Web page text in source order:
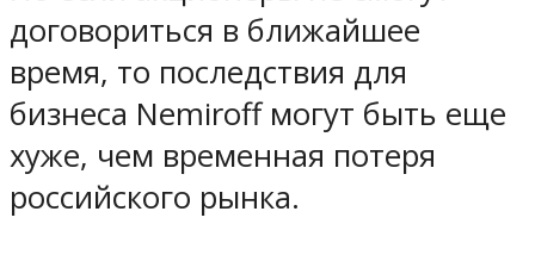
договориться в ближайшее
время, то последствия для
бизнеса Nemiroff могут быть еще
хуже, чем временная потеря
российского рынка.